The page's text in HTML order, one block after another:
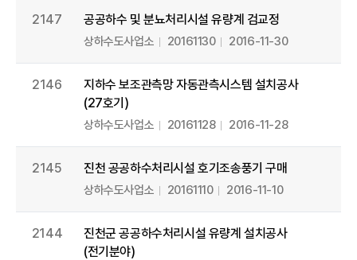
2147 공공하수 및 분뇨처리시설 유량계 검교정
상하수도사업소 20161130 2016-11-30
2146
지하수 보조관측망 자동관측시스템 설치공사
(27호기)
상하수도사업소 20161128 2016-11-28
2145 진천 공공하수처리시설 호기조송풍기 구매
상하수도사업소 20161110 2016-11-10
2144
진천군 공공하수처리시설 유량계 설치공사
(전기분야)